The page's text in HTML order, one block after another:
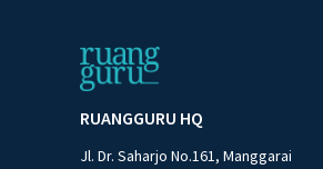
RUANGGURU HQ
Jl. Dr. Saharjo No.161, Manggarai